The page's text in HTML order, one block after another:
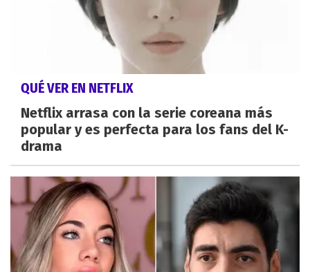
QUÉ VER EN NETFLIX
Netflix arrasa con la serie coreana más
popular y es perfecta para los fans del K-
drama